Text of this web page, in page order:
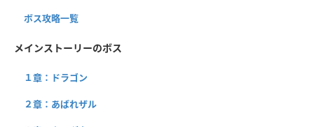
ボス攻略一覧
メインストーリーのボス
１章：ドラゴン
２章：あばれザル